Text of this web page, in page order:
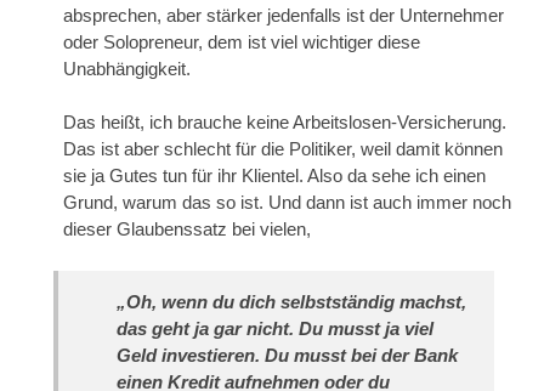
absprechen, aber stärker jedenfalls ist der Unternehmer
oder Solopreneur, dem ist viel wichtiger diese
Unabhängigkeit.
Das heißt, ich brauche keine Arbeitslosen-Versicherung.
Das ist aber schlecht für die Politiker, weil damit können
sie ja Gutes tun für ihr Klientel. Also da sehe ich einen
Grund, warum das so ist. Und dann ist auch immer noch
dieser Glaubenssatz bei vielen,
„Oh, wenn du dich selbstständig machst,
das geht ja gar nicht. Du musst ja viel
Geld investieren. Du musst bei der Bank
einen Kredit aufnehmen oder du